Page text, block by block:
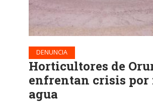
DENUNCIA
Horticultores de
enfrentan crisis por
agua